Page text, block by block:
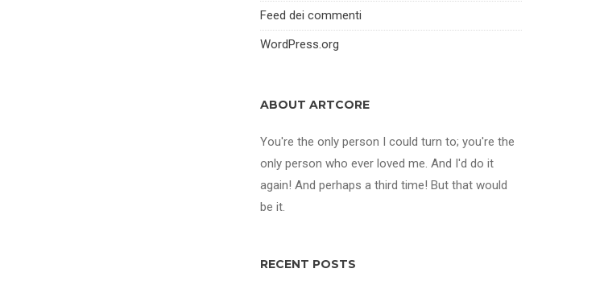
Feed dei commenti
WordPress.org
ABOUT ARTCORE
You're the only person I could turn to; you're the
only person who ever loved me. And I'd do it
again! And perhaps a third time! But that would
be it.
RECENT POSTS